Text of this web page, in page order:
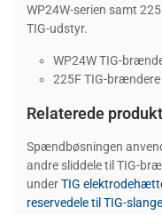
WP24W-serien samt
TIG-udstyr.
WP24W TIG-
225F TIG-brændere
Relaterede
Spændbøsningen
andre sliddele til TIG-
underTIG
reservedele til TIG-